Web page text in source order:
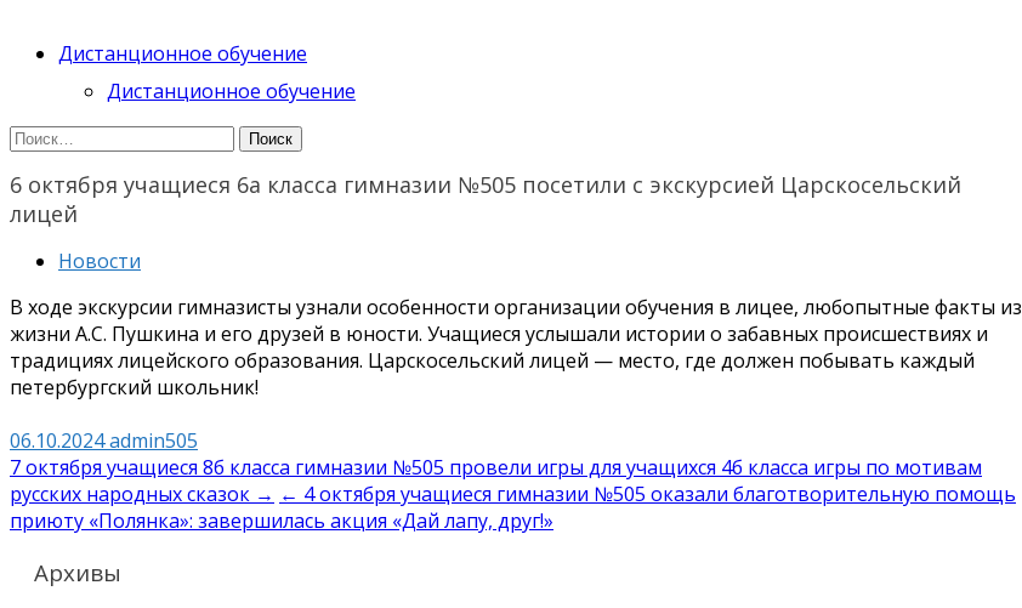
Дистанционное обучение
Дистанционное обучение
Найти:
6 октября учащиеся 6а класса гимназии №505 посетили с экскурсией Царскосельский
лицей
Новости
В ходе экскурсии гимназисты узнали особенности организации обучения в лицее, любопытные факты из
жизни А.С. Пушкина и его друзей в юности. Учащиеся услышали истории о забавных происшествиях и
традициях лицейского образования. Царскосельский лицей — место, где должен побывать каждый
петербургский школьник!
06.10.2024admin505
Навигация
по
записям
7 октября учащиеся 8б класса гимназии №505 провели игры для учащихся 4б класса игры по мотивам
русских народных сказок → ← 4 октября учащиеся гимназии №505 оказали благотворительную помощь
приюту «Полянка»: завершилась акция «Дай лапу, друг!»
Архивы